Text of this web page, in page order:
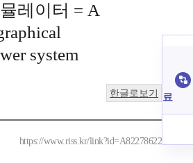
레이터 = A
system
한글로보기
https://www.riss.kr/link?id=A82278622
료